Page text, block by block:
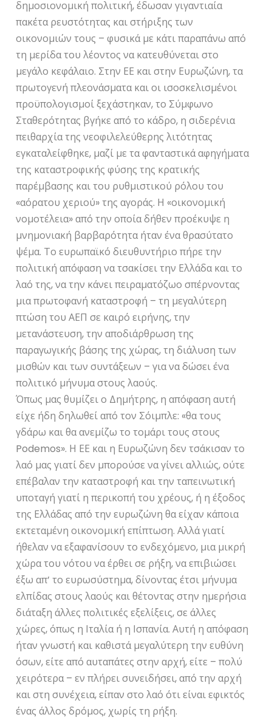
δημοσιονομική πολιτική, έδωσαν γιγαντιαία
πακέτα ρευστότητας και στήριξης των
οικονομιών τους – φυσικά με κάτι παραπάνω από
τη μερίδα του λέοντος να κατευθύνεται στο
μεγάλο κεφάλαιο. Στην ΕΕ και στην Ευρωζώνη, τα
πρωτογενή πλεονάσματα και οι ισοσκελισμένοι
προϋπολογισμοί ξεχάστηκαν, το Σύμφωνο
Σταθερότητας βγήκε από το κάδρο, η σιδερένια
πειθαρχία της νεοφιλελεύθερης λιτότητας
εγκαταλείφθηκε, μαζί με τα φανταστικά αφηγήματα
της καταστροφικής φύσης της κρατικής
παρέμβασης και του ρυθμιστικού ρόλου του
«αόρατου χεριού» της αγοράς. Η «οικονομική
νομοτέλεια» από την οποία δήθεν προέκυψε η
μνημονιακή βαρβαρότητα ήταν ένα θρασύτατο
ψέμα. Το ευρωπαϊκό διευθυντήριο πήρε την
πολιτική απόφαση να τσακίσει την Ελλάδα και το
λαό της, να την κάνει πειραματόζωο σπέρνοντας
μια πρωτοφανή καταστροφή – τη μεγαλύτερη
πτώση του ΑΕΠ σε καιρό ειρήνης, την
μετανάστευση, την αποδιάρθρωση της
παραγωγικής βάσης της χώρας, τη διάλυση των
μισθών και των συντάξεων – για να δώσει ένα
πολιτικό μήνυμα στους λαούς.
Όπως μας θυμίζει ο Δημήτρης, η απόφαση αυτή
είχε ήδη δηλωθεί από τον Σόιμπλε: «θα τους
γδάρω και θα ανεμίζω το τομάρι τους στους
Podemos». Η ΕΕ και η Ευρωζώνη δεν τσάκισαν το
λαό μας γιατί δεν μπορούσε να γίνει αλλιώς, ούτε
επέβαλαν την καταστροφή και την ταπεινωτική
υποταγή γιατί η περικοπή του χρέους, ή η έξοδος
της Ελλάδας από την ευρωζώνη θα είχαν κάποια
εκτεταμένη οικονομική επίπτωση. Αλλά γιατί
ήθελαν να εξαφανίσουν το ενδεχόμενο, μια μικρή
χώρα του νότου να έρθει σε ρήξη, να επιβιώσει
έξω απ’ το ευρωσύστημα, δίνοντας έτσι μήνυμα
ελπίδας στους λαούς και θέτοντας στην ημερήσια
διάταξη άλλες πολιτικές εξελίξεις, σε άλλες
χώρες, όπως η Ιταλία ή η Ισπανία. Αυτή η απόφαση
ήταν γνωστή και καθιστά μεγαλύτερη την ευθύνη
όσων, είτε από αυταπάτες στην αρχή, είτε – πολύ
χειρότερα – εν πλήρει συνειδήσει, από την αρχή
και στη συνέχεια, είπαν στο λαό ότι είναι εφικτός
ένας άλλος δρόμος, χωρίς τη ρήξη.